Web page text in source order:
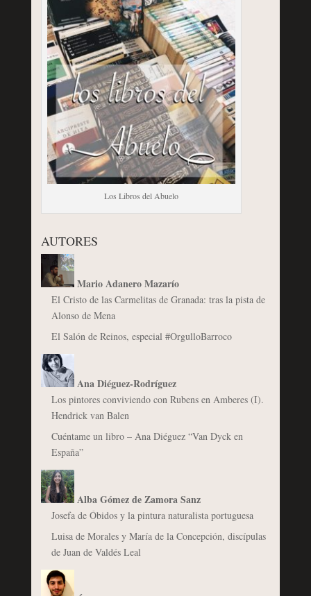
Los Libros del Abuelo
AUTORES
Mario Adanero Mazarío
El Cristo de las Carmelitas de Granada: tras la pista de
Alonso de Mena
El Salón de Reinos, especial #OrgulloBarroco
Ana Diéguez-Rodríguez
Los pintores conviviendo con Rubens en Amberes (I).
Hendrick van Balen
Cuéntame un libro – Ana Diéguez “Van Dyck en
España”
Alba Gómez de Zamora Sanz
Josefa de Óbidos y la pintura naturalista portuguesa
Luisa de Morales y María de la Concepción, discípulas
de Juan de Valdés Leal